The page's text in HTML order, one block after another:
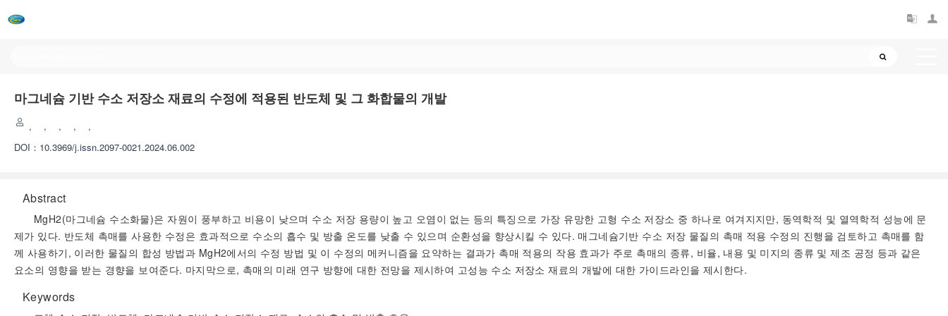
마그네슘 기반 수소 저장소 재료의 수정에 적용된 반도체 및 그 화합물의 개발
, , , ,
,
DOI： 10.3969/j.issn.2097-0021.2024.06.002
Abstract
MgH2(마그네슘 수소화물)은 자원이 풍부하고 비용이 낮으며 수소 저장 용량이 높고 오염이 없는 등의 특징으로 가장 유망한 고형 수소 저장소 중 하나로 여겨지지만, 동역학적 및 열역학적 성능에 문
제가 있다. 반도체 촉매를 사용한 수정은 효과적으로 수소의 흡수 및 방출 온도를 낮출 수 있으며 순환성을 향상시킬 수 있다. 매그네슘기반 수소 저장 물질의 촉매 적용 수정의 진행을 검토하고 촉매를 함
께 사용하기, 이러한 물질의 합성 방법과 MgH2에서의 수정 방법 및 이 수정의 메커니즘을 요약하는 결과가 촉매 적용의 작용 효과가 주로 촉매의 종류, 비율, 내용 및 미지의 종류 및 제조 공정 등과 같은
요소의 영향을 받는 경향을 보여준다. 마지막으로, 촉매의 미래 연구 방향에 대한 전망을 제시하여 고성능 수소 저장소 재료의 개발에 대한 가이드라인을 제시한다.
Keywords